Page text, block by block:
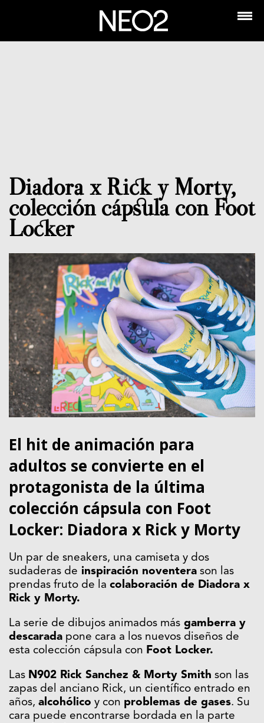
Diadora x Rick y Morty,
colección cápsula con Foot
Locker
El hit de animación para
adultos se convierte en el
protagonista de la última
colección cápsula con Foot
Locker: Diadora x Rick y Morty
Un par de sneakers, una camiseta y dos
sudaderas de inspiración noventera son las
prendas fruto de la colaboración de Diadora x
Rick y Morty.
La serie de dibujos animados más gamberra y
descarada pone cara a los nuevos diseños de
esta colección cápsula con Foot Locker.
Las N902 Rick Sanchez & Morty Smith son las
zapas del anciano Rick, un científico entrado en
años, alcohólico y con problemas de gases. Su
cara puede encontrarse bordada en la parte